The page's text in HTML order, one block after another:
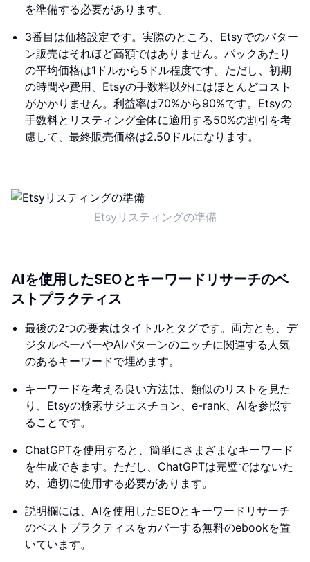
を準備する必要があります。
3番目は価格設定です。実際のところ、Etsyでのパター
ン販売はそれほど高額ではありません。パックあたり
の平均価格は1ドルから5ドル程度です。ただし、初期
の時間や費用、Etsyの手数料以外にはほとんどコスト
がかかりません。利益率は70%から90%です。Etsyの
手数料とリスティング全体に適用する50%の割引を考
慮して、最終販売価格は2.50ドルになります。
Etsyリスティングの準備
AIを使用したSEOとキーワードリサーチのベ
ストプラクティス
最後の2つの要素はタイトルとタグです。両方とも、デ
ジタルペーパーやAIパターンのニッチに関連する人気
のあるキーワードで埋めます。
キーワードを考える良い方法は、類似のリストを見た
り、Etsyの検索サジェスチョン、e-rank、AIを参照す
ることです。
ChatGPTを使用すると、簡単にさまざまなキーワード
を生成できます。ただし、ChatGPTは完璧ではないた
め、適切に使用する必要があります。
説明欄には、AIを使用したSEOとキーワードリサーチ
のベストプラクティスをカバーする無料のebookを置
いています。